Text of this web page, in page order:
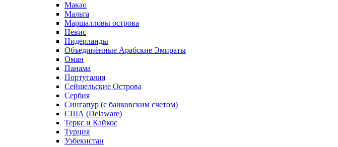
Макао
Мальта
Маршалловы острова
Нeвис
Нидерланды
Объединённые Арабские Эмираты
Оман
Панама
Португалия
Сейшельские Острова
Сербия
Сингапур (c банковским счетом)
США (Delaware)
Теркс и Кайкос
Турция
Узбекистан